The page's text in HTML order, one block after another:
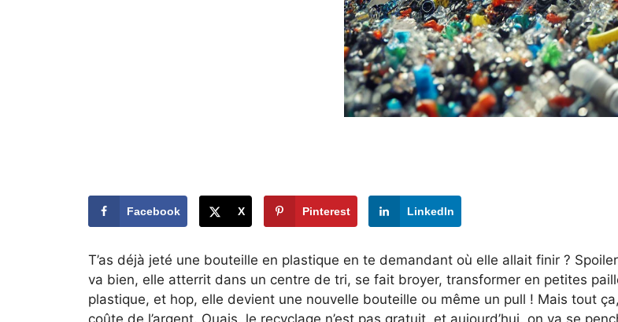
Facebook X Pinterest LinkedIn
T’as déjà jeté une bouteille en plastique en te demandant où elle allait finir ?
va bien, elle atterrit dans un centre de tri, se fait broyer, transformer en petites
plastique, et hop, elle devient une nouvelle bouteille ou même un pull ! Mais tout